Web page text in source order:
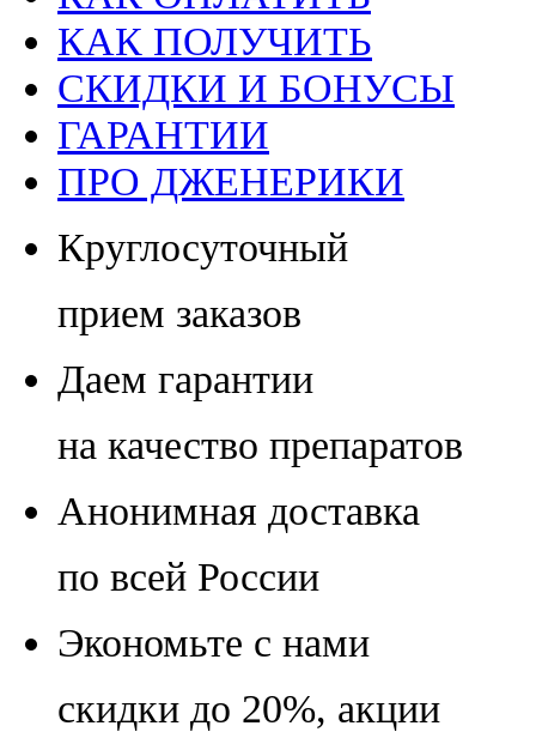
КАК ПОЛУЧИТЬ
СКИДКИ И БОНУСЫ
ГАРАНТИИ
ПРО ДЖЕНЕРИКИ
Круглосуточный
прием заказов
Даем гарантии
на качество препаратов
Анонимная доставка
по всей России
Экономьте с нами
скидки до 20%, акции